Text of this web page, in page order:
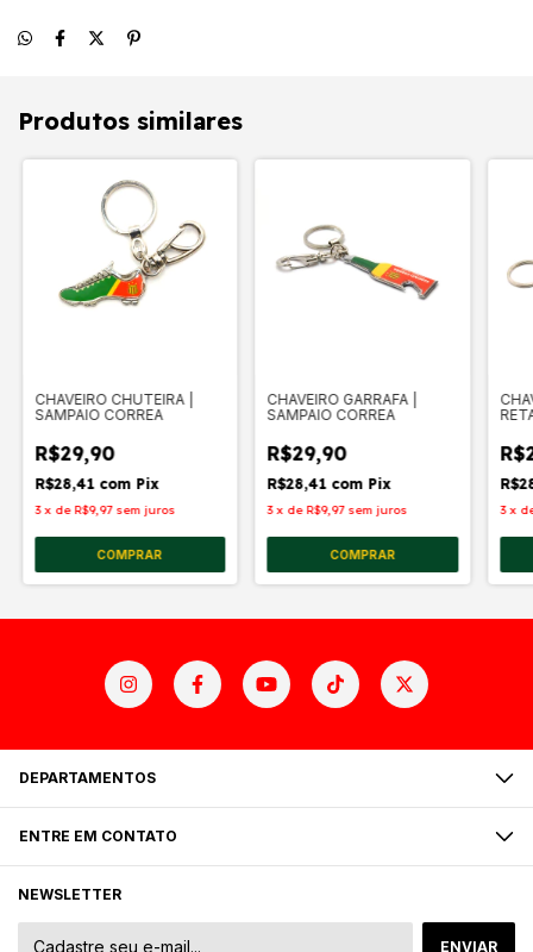
Produtos similares
CHAVEIRO CHUTEIRA |
SAMPAIO CORREA
R$29,90
R$28,41 com Pix
3 x de R$9,97 sem juros
CHAVEIRO GARRAFA |
SAMPAIO CORREA
R$29,90
R$28,41 com Pix
3 x de R$9,97 sem juros 3 x
DEPARTAMENTOS
ENTRE EM CONTATO
NEWSLETTER